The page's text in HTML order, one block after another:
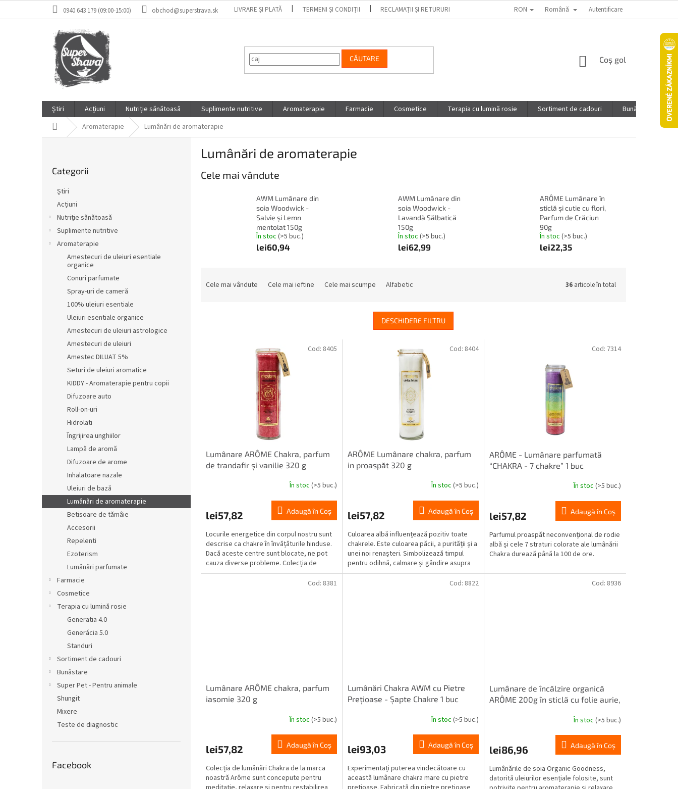
0940 643 179 (09:00-15:00) obchod@superstrava.sk LIVRARE ȘI PLATĂ TERMENI ȘI CONDIȚII RECLAMAȚII ȘI RETURURI PONUKA PRE INFLUENCEROV
RON Română Autentificare
CĂUTARE
COŞ
Coş gol
Ştiri Acțiuni Nutriție sănătoasă Suplimente nutritive Aromaterapie Farmacie Cosmetice Terapia cu lumină rosie Sortiment de cadouri Bunăstare
Acasă Aromaterapie Lumânări de aromaterapie
peste
Categorii
Ştiri
Acțiuni
Nutriție sănătoasă
Suplimente nutritive
Aromaterapie
Amestecuri de uleiuri esentiale
organice
Conuri parfumate
Spray-uri de cameră
100% uleiuri esentiale
Uleiuri esentiale organice
Amestecuri de uleiuri astrologice
Amestecuri de uleiuri
Amestec DILUAT 5%
Seturi de uleiuri aromatice
KIDDY - Aromaterapie pentru copii
Difuzoare auto
Roll-on-uri
Hidrolati
Îngrijirea unghiilor
Lampă de aromă
Difuzoare de arome
Inhalatoare nazale
Uleiuri de bază
Lumânări de aromaterapie
Betisoare de tămâie
Accesorii
Repelenti
Ezoterism
Lumânări parfumate
Farmacie
Cosmetice
Terapia cu lumină rosie
Generatia 4.0
Generácia 5.0
Standuri
Sortiment de cadouri
Bunăstare
Super Pet - Pentru animale
Shungit
Mixere
Teste de diagnostic
Facebook
Lumânări de aromaterapie
Cele mai vândute
AWM Lumânare din
soia Woodwick -
Salvie și Lemn
mentolat 150g
În stoc (>5 buc.)
lei60,94
AWM Lumânare din
soia Woodwick -
Lavandă Sălbatică
150g
În stoc (>5 buc.)
lei62,99
ARÔME Lumânare în
sticlă și cutie cu flori,
Parfum de Crăciun
90g
În stoc (>5 buc.)
lei22,35
Cele mai vândute Cele mai ieftine Cele mai scumpe Alfabetic 36 articole în total
DESCHIDERE FILTRU
Lumânare ARÔME Chakra, parfum
de trandafir și vanilie 320 g
În stoc (>5 buc.)
lei57,82 Adaugă în Coş
Locurile energetice din corpul nostru sunt
descrise ca chakre în învățăturile hinduse.
Dacă aceste centre sunt blocate, ne pot
cauza diverse probleme. Colecția de
lumânări...
Cod: 8405
ARÔME Lumânare chakra, parfum
in proaspăt 320 g
În stoc (>5 buc.)
lei57,82 Adaugă în Coş
Culoarea albă influențează pozitiv toate
chakrele. Este culoarea păcii, a purității și a
unei noi renașteri. Simbolizează timpul
pentru odihnă, calmare și gândire asupra
legilor...
Cod: 8404
ARÔME - Lumânare parfumată
“CHAKRA - 7 chakre” 1 buc
produsului
5,0
din
5
În stoc (>5 buc.)
lei57,82 Adaugă în Coş
Parfumul proaspăt neconvențional de rodie
albă și cele 7 straturi colorate ale lumânării
Chakra durează până la 100 de ore.
Cod: 7314
Lumânare ARÔME chakra, parfum
iasomie 320 g
În stoc (>5 buc.)
lei57,82 Adaugă în Coş
Colecția de lumânări Chakra de la marca
noastră Arôme sunt concepute pentru
Cod: 8381
Lumânări Chakra AWM cu Pietre
Prețioase - Șapte Chakre 1 buc
produsului
5,0
din
În stoc (>5 buc.)
lei93,03 Adaugă în Coş
Experimentați puterea vindecătoare cu
această lumânare chakra mare cu pietre
Cod: 8822
Lumânare de încălzire organică
ARÔME 200g în sticlă cu folie aurie,
În stoc (>5 buc.)
lei86,96 Adaugă în Coş
Lumânările de soia Organic Goodness,
datorită uleiurilor esențiale folosite, sunt
Cod: 8936